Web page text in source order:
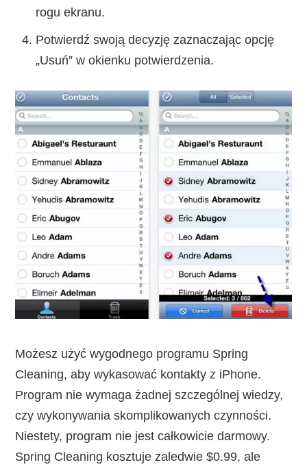
rogu ekranu.
Potwierdź swoją decyzję zaznaczając opcję
„Usuń” w okienku potwierdzenia.
Możesz użyć wygodnego programu Spring
Cleaning, aby wykasować kontakty z iPhone.
Program nie wymaga żadnej szczególnej wiedzy,
czy wykonywania skomplikowanych czynności.
Niestety, program nie jest całkowicie darmowy.
Spring Cleaning kosztuje zaledwie $0.99, ale